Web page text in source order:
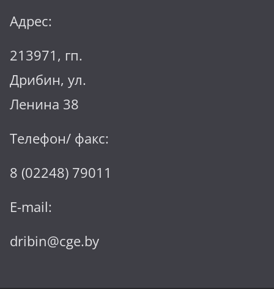
Адрес:
213971, гп.
Дрибин, ул.
Ленина 38
Телефон/ факс:
8 (02248) 79011
E-mail:
dribin@cge.by